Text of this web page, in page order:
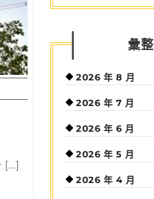
[…]
彙整
2026 年 8 月
2026 年 7 月
2026 年 6 月
2026 年 5 月
2026 年 4 月